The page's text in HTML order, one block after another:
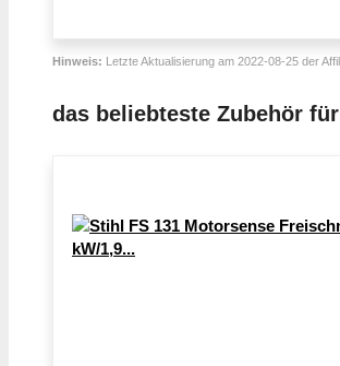
Hinweis: Letzte Aktualisierung am 2022-08-25 der
das beliebteste Zubehör